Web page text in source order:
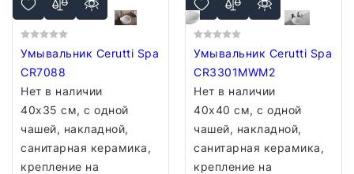
Умывальник Cerutti Spa
CR7088
Нет в наличии
40x35 см, с одной
чашей, накладной,
санитарная керамика,
крепление на
Умывальник Cerutti Spa
CR3301MWM2
Нет в наличии
40x40 см, с одной
чашей, накладной,
санитарная керамика,
крепление на